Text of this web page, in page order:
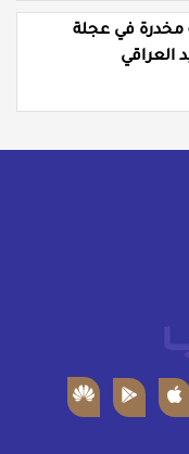
في عجلة
العراقي